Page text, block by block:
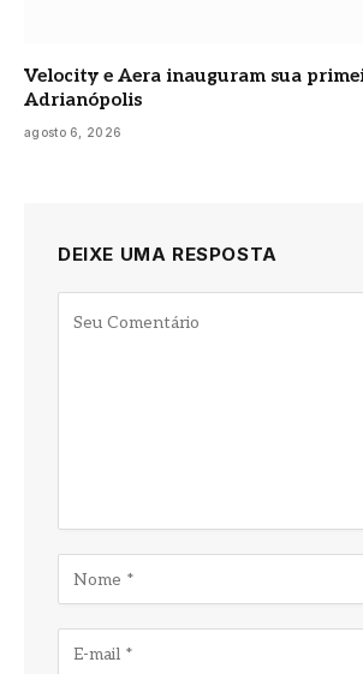
Velocity e Aera inauguram sua
Adrianópolis
agosto 6, 2026
DEIXE UMA RESPOSTA